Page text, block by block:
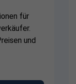
für
und